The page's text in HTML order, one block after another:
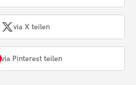
via X teilen
via Pinterest teilen